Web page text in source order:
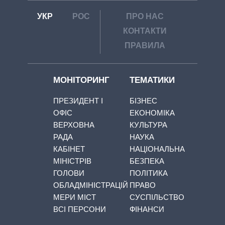
УКР РОС
ПРО НАС
КОНТАКТИ
ПРАВИЛА
МОНІТОРИНГ
ПРЕЗИДЕНТ І
ОФІС
ВЕРХОВНА
РАДА
КАБІНЕТ
МІНІСТРІВ
ГОЛОВИ
ОБЛАДМІНІСТРАЦІЙ
МЕРИ МІСТ
ВСІ ПЕРСОНИ
ТЕМАТИКИ
БІЗНЕС
ЕКОНОМІКА
КУЛЬТУРА
НАУКА
НАЦІОНАЛЬНА
БЕЗПЕКА
ПОЛІТИКА
ПРАВО
СУСПІЛЬСТВО
ФІНАНСИ